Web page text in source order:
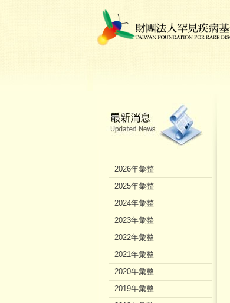
2026年彙整
2025年彙整
2024年彙整
2023年彙整
2022年彙整
2021年彙整
2020年彙整
2019年彙整